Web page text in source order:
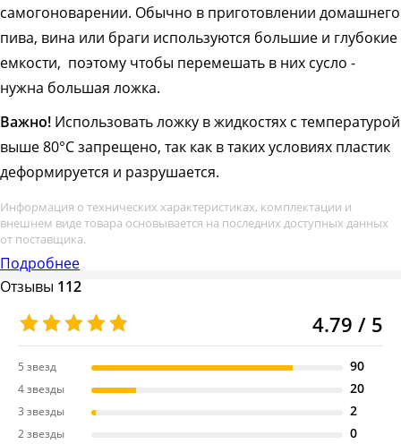
самогоноварении. Обычно в приготовлении домашнего
пива, вина или браги используются большие и глубокие
емкости, поэтому чтобы перемешать в них сусло -
нужна большая ложка.
Важно! Использовать ложку в жидкостях с температурой
выше 80°С запрещено, так как в таких условиях пластик
деформируется и разрушается.
Информация о технических характеристиках, комплектации и
внешнем виде товара основывается на последних доступных данных
от поставщика.
Подробнее
Отзывы 112
4.79 / 5
5 звезд 90
4 звезды 20
3 звезды 2
2 звезды 0